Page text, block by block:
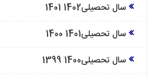
سال تحصیلی1402 1401
سال تحصیلی1401 1400
سال تحصیلی1400 1399